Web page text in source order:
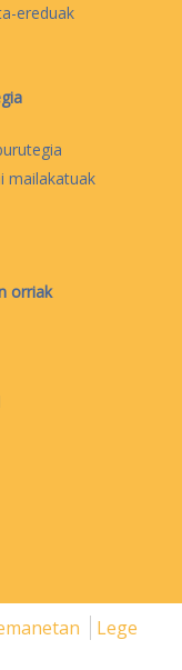
ereduak
mailakatuak
orriak
Lege